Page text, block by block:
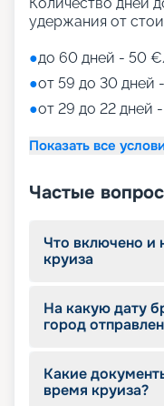
удержания от
●до 60 дней - 50
●от 59 до 30 дней -
●от 29 до 22 дней -
Показать все
Частые
Что включено и
круиза
На какую дату
город
Какие
время круиза?